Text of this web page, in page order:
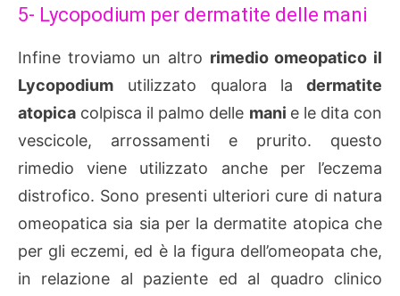
5- Lycopodium per dermatite delle mani
Infine troviamo un altro rimedio omeopatico il
Lycopodium utilizzato qualora la dermatite
atopica colpisca il palmo delle mani e le dita con
vescicole, arrossamenti e prurito. questo
rimedio viene utilizzato anche per l’eczema
distrofico. Sono presenti ulteriori cure di natura
omeopatica sia sia per la dermatite atopica che
per gli eczemi, ed è la figura dell’omeopata che,
in relazione al paziente ed al quadro clinico